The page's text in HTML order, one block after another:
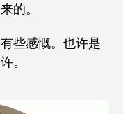
的。
些感慨。也许是
。